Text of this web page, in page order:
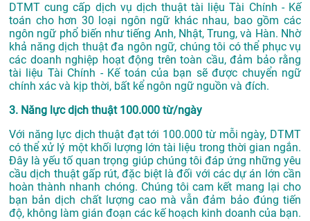
DTMT cung cấp dịch vụ dịch thuật tài liệu Tài Chính - Kế
toán cho hơn 30 loại ngôn ngữ khác nhau, bao gồm các
ngôn ngữ phổ biến như tiếng Anh, Nhật, Trung, và Hàn. Nhờ
khả năng dịch thuật đa ngôn ngữ, chúng tôi có thể phục vụ
các doanh nghiệp hoạt động trên toàn cầu, đảm bảo rằng
tài liệu Tài Chính - Kế toán của bạn sẽ được chuyển ngữ
chính xác và kịp thời, bất kể ngôn ngữ nguồn và đích.
3. Năng lực dịch thuật 100.000 từ/ngày
Với năng lực dịch thuật đạt tới 100.000 từ mỗi ngày, DTMT
có thể xử lý một khối lượng lớn tài liệu trong thời gian ngắn.
Đây là yếu tố quan trọng giúp chúng tôi đáp ứng những yêu
cầu dịch thuật gấp rút, đặc biệt là đối với các dự án lớn cần
hoàn thành nhanh chóng. Chúng tôi cam kết mang lại cho
bạn bản dịch chất lượng cao mà vẫn đảm bảo đúng tiến
độ, không làm gián đoạn các kế hoạch kinh doanh của bạn.